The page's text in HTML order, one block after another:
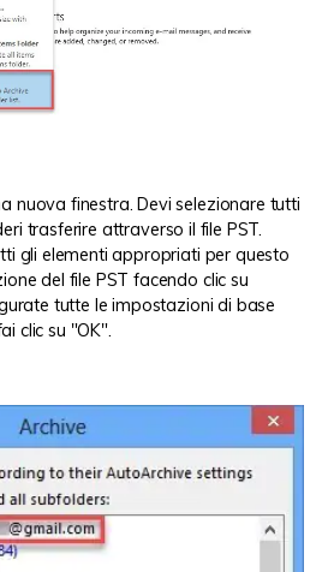
nuova finestra. Devi selezionare tutti
trasferire attraverso il file PST.
gli elementi appropriati per questo
del file PST facendo clic su
tutte le impostazioni di base
clic su "OK".